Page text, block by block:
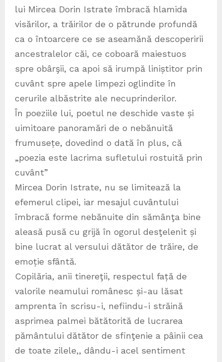
lui Mircea Dorin Istrate îmbracă hlamida
visărilor, a trăirilor de o pătrunde profundă
ca o întoarcere ce se aseamănă descoperirii
ancestralelor căi, ce coboară maiestuos
spre obârşii, ca apoi să irumpă liniștitor prin
cuvânt spre apele limpezi oglindite în
cerurile albăstrite ale necuprinderilor.
În poeziile lui, poetul ne deschide vaste și
uimitoare panoramări de o nebănuită
frumusețe, dovedind o dată în plus, că
„poezia este lacrima sufletului rostuită prin
cuvânt”
Mircea Dorin Istrate, nu se limitează la
efemerul clipei, iar mesajul cuvântului
îmbracă forme nebănuite din sămânţa bine
aleasă pusă cu grijă în ogorul desţelenit și
bine lucrat al versului dătător de trăire, de
emoție sfântă.
Copilăria, anii tinereţii, respectul față de
valorile neamului românesc și-au lăsat
amprenta în scrisu-i, nefiindu-i străină
asprimea palmei bătătorită de lucrarea
pământului dătător de sfinţenie a pâinii cea
de toate zilele,, dându-i acel sentiment